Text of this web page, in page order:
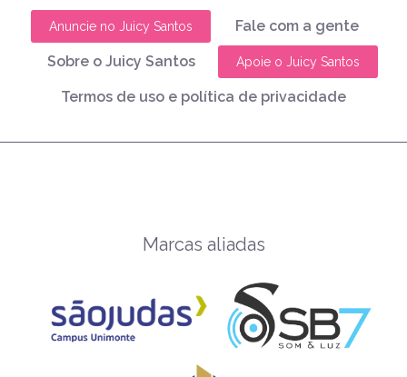
Anuncie no Juicy Santos Fale com a gente
Sobre o Juicy Santos Apoie o Juicy Santos
Termos de uso e política de privacidade
Marcas aliadas